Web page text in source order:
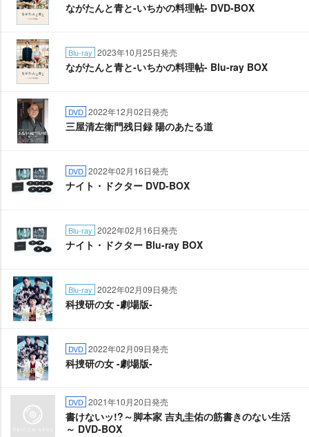
ながたんと青と-いちかの料理帖- DVD-BOX
Blu-ray 2023年10月25日発売
ながたんと青と-いちかの料理帖- Blu-ray BOX
DVD 2022年12月02日発売
三屋清左衛門残日録 陽のあたる道
DVD 2022年02月16日発売
ナイト・ドクター DVD-BOX
Blu-ray 2022年02月16日発売
ナイト・ドクター Blu-ray BOX
Blu-ray 2022年02月09日発売
科捜研の女 -劇場版-
DVD 2022年02月09日発売
科捜研の女 -劇場版-
DVD 2021年10月20日発売
書けないッ!?～脚本家 吉丸圭佑の筋書きのない生活
～ DVD-BOX